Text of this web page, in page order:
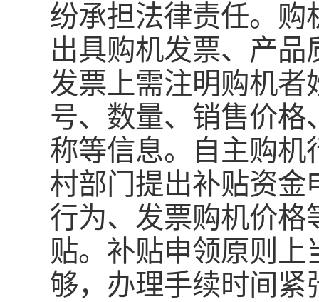
纷承担法律责任。购
出具购机发票、产
发票上需注明购机者
号、数量、销售价
称等信息。自主购机
村部门提出补贴资金
行为、发票购机价格
贴。补贴申领原则
够，办理手续时间紧